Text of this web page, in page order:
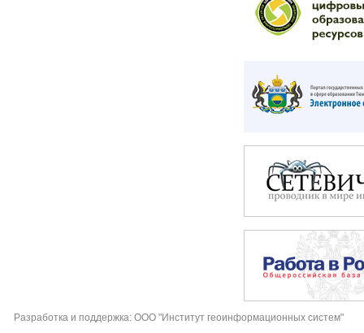
Разработка и поддержка: ООО "Институт геоинформационных систем"